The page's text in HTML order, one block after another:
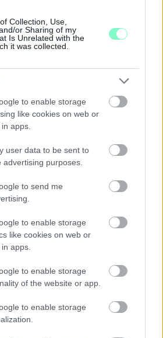
Collection, Use,
or Sharing of my
Is Unrelated with the
it was collected.
to enable storage
like cookies on web or
apps.
user data to be sent to
purposes.
to send me
to enable storage
like cookies on web or
apps.
to enable storage
of the website or app.
to enable storage
árak, miközben az élelmiszerek ára
Szólj hozzá!
ÁRNYALATA ÉS MÉG EGY SOR
MINDENKIT EZEN A HÉTVÉGÉN
“borhajózás” és egy csomó minden